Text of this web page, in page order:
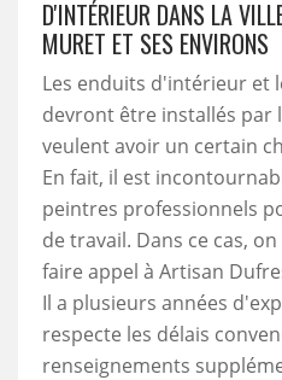
D'INTÉRIEUR DANS LA
MURET ET SES ENVIRONS
Les enduits d'intérieur et
devront être installés par
veulent avoir un certain
En fait, il est
peintres professionnels
de travail. Dans ce cas,
faire appel à Artisan
Il a plusieurs années
respecte les délais
renseignements